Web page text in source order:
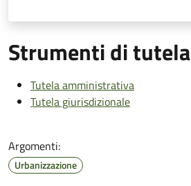
Strumenti di tutela
Tutela amministrativa
Tutela giurisdizionale
Argomenti:
Urbanizzazione